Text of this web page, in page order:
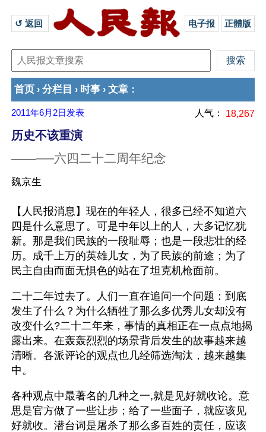
↺ 返回 电子报 正體版
首页 › 分栏目 › 时事 › 文章 ：
2011年6月2日 发表 人气： 18,267
历史不该重演
——──六四二十二周年纪念
魏京生
【人民报消息】现在的年轻人，很多已经不知道六
四是什么意思了。可是中年以上的人，大多记忆犹
新。那是我们民族的一段耻辱；也是一段悲壮的经
历。成千上万的英雄儿女，为了民族的前途；为了
民主自由而面无惧色的站在了坦克机枪面前。
二十二年过去了。人们一直在追问一个问题：到底
发生了什么？为什么牺牲了那么多优秀儿女却没有
改变什么?二十二年来，事情的真相正在一点点地揭
露出来。在轰轰烈烈的场景背后发生的故事越来越
清晰。各派评论的观点也几经筛选淘汰，越来越集
中。
各种观点中最著名的几种之一,就是见好就收论。意
思是官方做了一些让步；给了一些面子，就应该见
好就收。潜台词是屠杀了那么多百姓的责任，应该